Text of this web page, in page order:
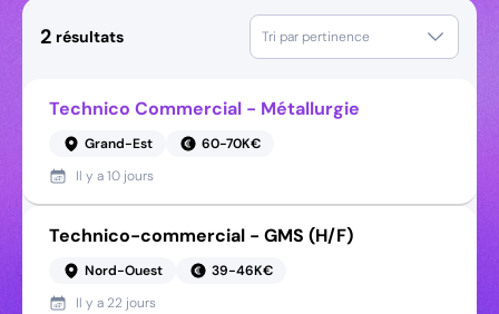
2 résultats Tri par pertinence
Technico Commercial - Métallurgie
Grand-Est
60-70K€
Il y a10 jours
Technico-commercial - GMS (H/F)
Nord-Ouest
39-46K€
Il y a 22 jours